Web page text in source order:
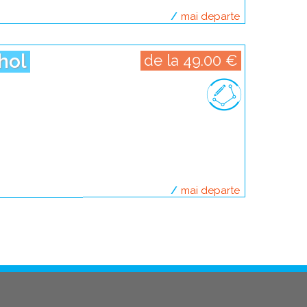
mai departedespre
de la 49.00 €
mai departedespre